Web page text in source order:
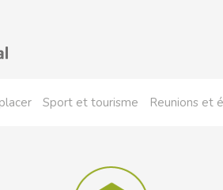
Sport et tourisme Reunions et